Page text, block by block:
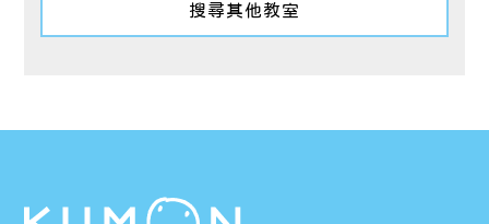
搜尋其他教室